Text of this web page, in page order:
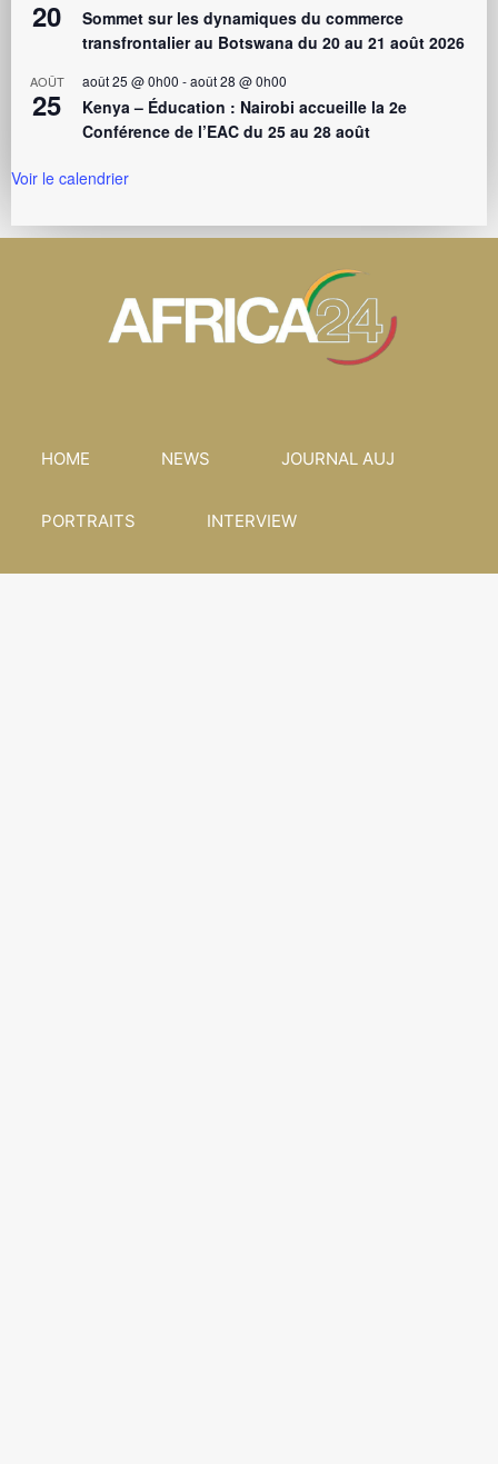
20
Sommet sur les dynamiques du commerce
transfrontalier au Botswana du 20 au 21 août 2026
AOÛT
25
août 25 @ 0h00 -août 28 @ 0h00
Kenya – Éducation : Nairobi accueille la 2e
Conférence de l’EAC du 25 au 28 août
Voir le calendrier
HOME NEWS JOURNAL AUJ
PORTRAITS INTERVIEW